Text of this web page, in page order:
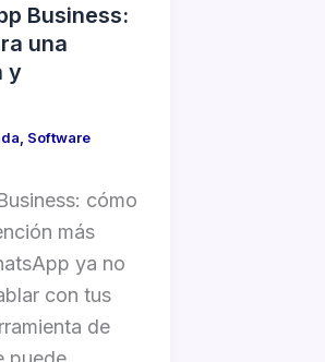
Business:
una
y
Software
cómo
más
ya no
con tus
de